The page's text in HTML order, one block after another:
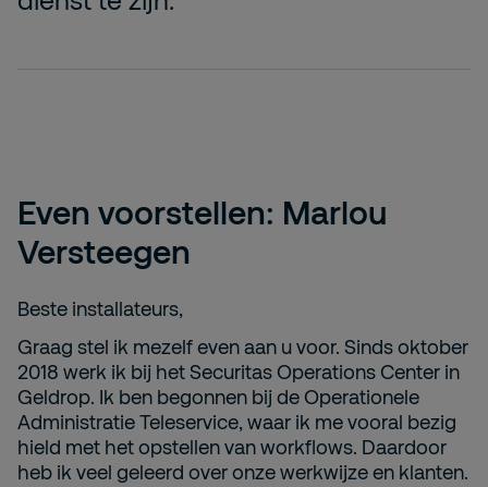
Even voorstellen: Marlou
Versteegen
Beste installateurs,
Graag stel ik mezelf even aan u voor. Sinds oktober
2018 werk ik bij het Securitas Operations Center in
Geldrop. Ik ben begonnen bij de Operationele
Administratie Teleservice, waar ik me vooral bezig
hield met het opstellen van workflows. Daardoor
heb ik veel geleerd over onze werkwijze en klanten.